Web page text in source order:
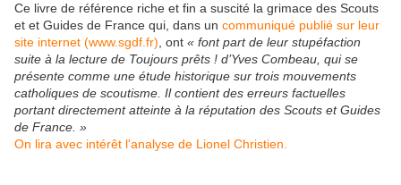
Ce livre de référence riche et fin a suscité la grimace des Scouts
et et Guides de France qui, dans un communiqué publié sur leur
site internet (www.sgdf.fr) , ont « font part de leur stupéfaction
suite à la lecture de Toujours prêts ! d’Yves Combeau, qui se
présente comme une étude historique sur trois mouvements
catholiques de scoutisme. Il contient des erreurs factuelles
portant directement atteinte à la réputation des Scouts et Guides
de France. »
On lira avec intérêt l'analyse de Lionel Christien.